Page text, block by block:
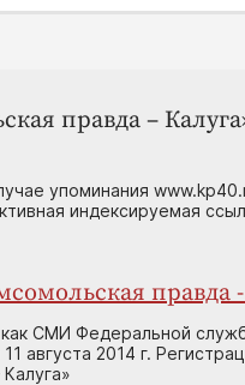
правда –
упоминания
индексируемая
правда
СМИ Федеральной
августа 2014 г.